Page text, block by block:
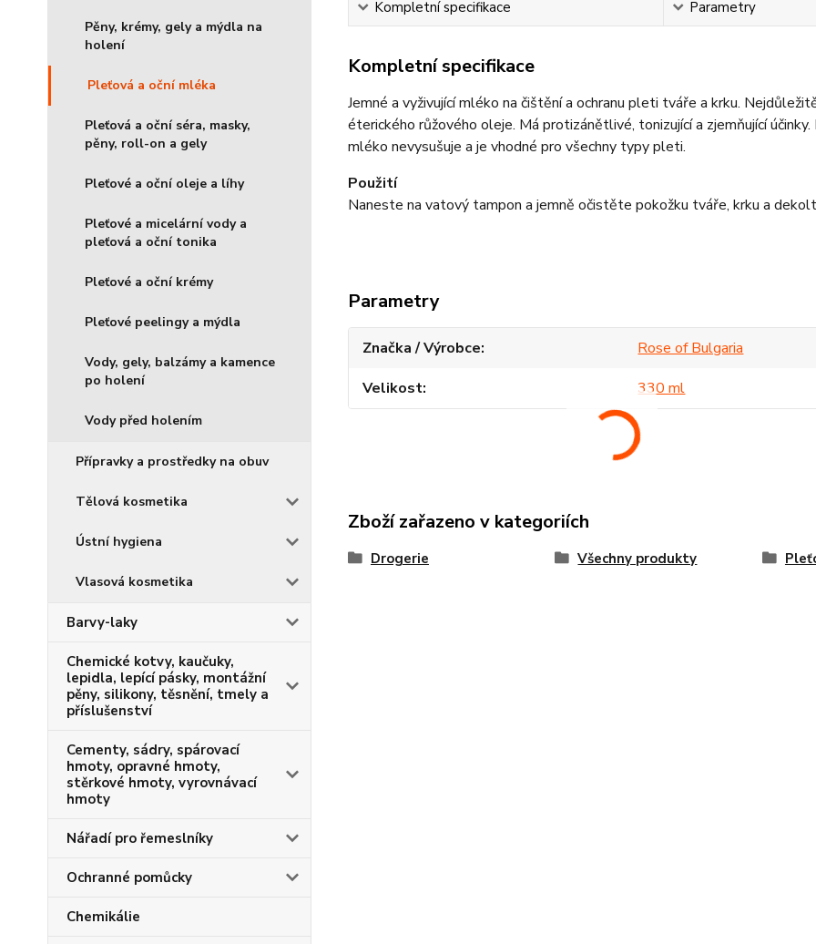
Pěny, krémy, gely a mýdla na
holení
Pleťová a oční mléka
Pleťová a oční séra, masky,
pěny, roll-on a gely
Pleťové a oční oleje a líhy
Pleťové a micelární vody a
pleťová a oční tonika
Pleťové a oční krémy
Pleťové peelingy a mýdla
Vody, gely, balzámy a kamence
po holení
Vody před holením
Přípravky a prostředky na obuv
Tělová kosmetika
Ústní hygiena
Vlasová kosmetika
Barvy-laky
Chemické kotvy, kaučuky,
lepidla, lepící pásky, montážní
pěny, silikony, těsnění, tmely a
příslušenství
Cementy, sádry, spárovací
hmoty, opravné hmoty,
stěrkové hmoty, vyrovnávací
hmoty
Nářadí pro řemeslníky
Ochranné pomůcky
Chemikálie
Kompletní specifikace Parametry
Kompletní specifikace
Jemné a vyživující mléko na čištění a ochranu pleti tváře a krku.
éterického růžového oleje. Má protizánětlivé, tonizující a zjemňující
mléko nevysušuje a je vhodné pro všechny typy pleti.
Použití
Naneste na vatový tampon a jemně očistěte pokožku tváře, krku a
Parametry
Značka / Výrobce
Rose of Bulgaria
Velikost
330 ml
Zboží zařazeno v kategoriích
Drogerie Všechny produkty